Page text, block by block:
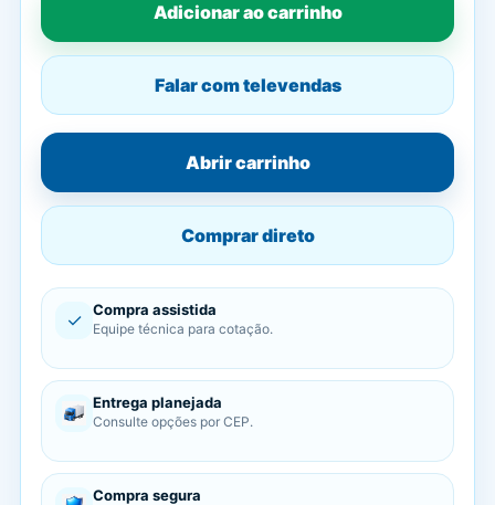
Adicionar ao carrinho
Falar com televendas
Abrir carrinho
Comprar direto
✓ Compra assistida
Equipe técnica para cotação.
Entrega planejada
Consulte opções por CEP.
Compra segura